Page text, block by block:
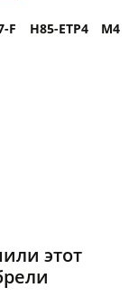
F H85-ETP4 M4
этот